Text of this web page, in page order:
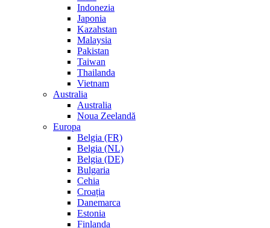
Indonezia
Japonia
Kazahstan
Malaysia
Pakistan
Taiwan
Thailanda
Vietnam
Australia
Australia
Noua Zeelandă
Europa
Belgia (FR)
Belgia (NL)
Belgia (DE)
Bulgaria
Cehia
Croația
Danemarca
Estonia
Finlanda